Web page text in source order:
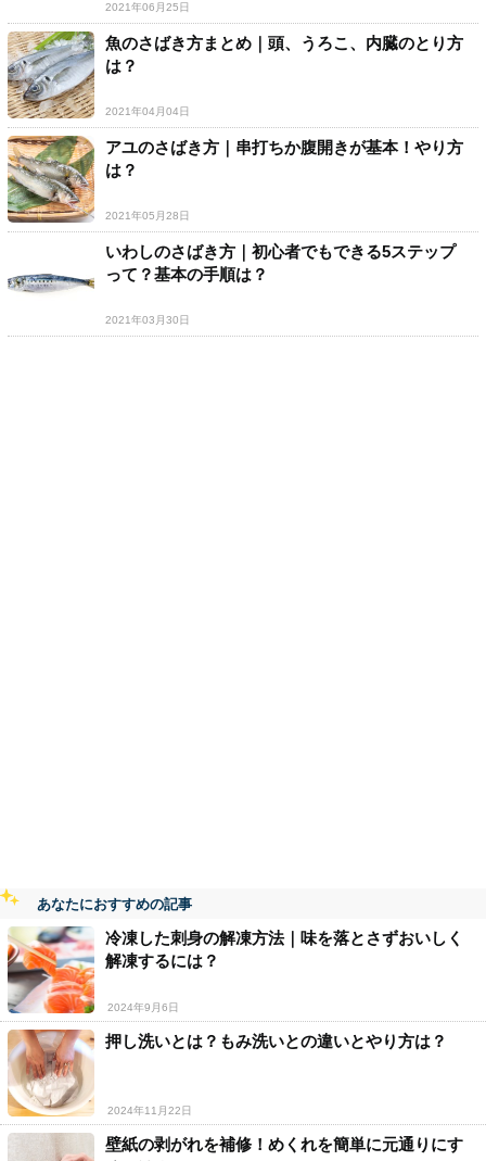
2021年06月25日
魚のさばき方まとめ｜頭、うろこ、内臓のとり方
は？
2021年04月04日
アユのさばき方｜串打ちか腹開きが基本！やり方
は？
2021年05月28日
いわしのさばき方｜初心者でもできる5ステップ
って？基本の手順は？
2021年03月30日
あなたにおすすめの記事
冷凍した刺身の解凍方法｜味を落とさずおいしく
解凍するには？
2024年9月6日
押し洗いとは？もみ洗いとの違いとやり方は？
2024年11月22日
壁紙の剥がれを補修！めくれを簡単に元通りにす